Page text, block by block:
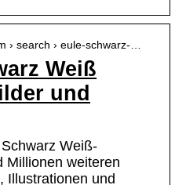
› search › eule-schwarz-…
Weiß
und
Weiß-
Millionen weiteren
Illustrationen und